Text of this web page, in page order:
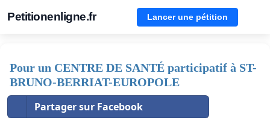
Petitionenligne.fr Lancer une pétition
Pour un CENTRE DE SANTÉ participatif à ST-
BRUNO-BERRIAT-EUROPOLE
Partager sur Facebook